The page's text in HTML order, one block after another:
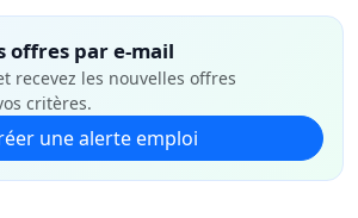
offres par e-mail
recevez les nouvelles offres
critères.
une alerte emploi